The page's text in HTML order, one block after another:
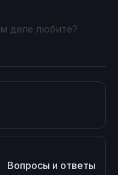
деле любите?
Вопросы и ответы